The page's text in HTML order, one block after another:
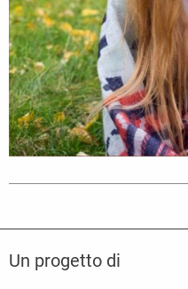
Un progetto di